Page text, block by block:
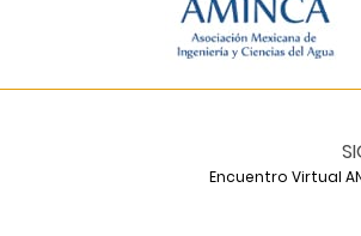
Encuentro Virtual